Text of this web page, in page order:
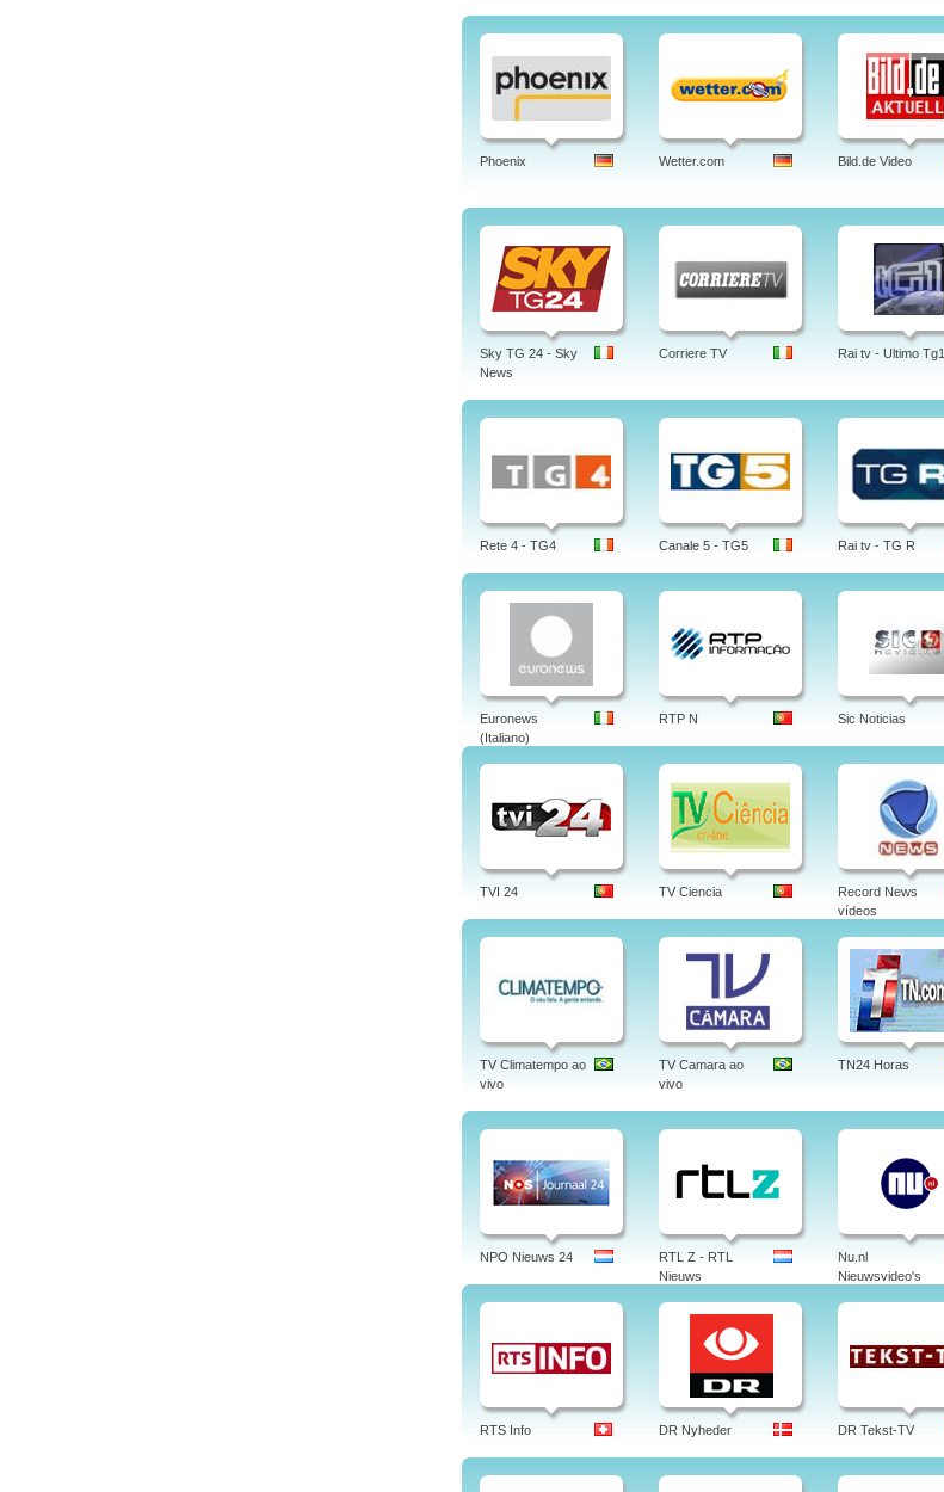
Phoenix Wetter.com Bild.de Video
Sky TG 24 - Sky
News
Corriere TV Rai tv - Ultimo Tg1
Rete 4 - TG4 Canale 5 - TG5 Rai tv - TG R
Euronews
(Italiano)
RTP N Sic Noticias
TVI 24 TV Ciencia
Record News
vídeos
TV Climatempo ao
vivo
TV Camara ao
vivo
TN24 Horas
NPO Nieuws 24
RTL Z - RTL
Nieuws
Nu.nl
Nieuwsvideo's
RTS Info DR Nyheder DR Tekst-TV